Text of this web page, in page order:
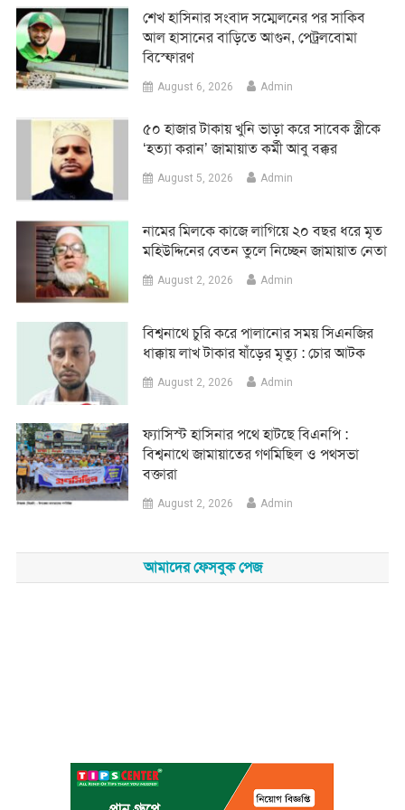
শেখ হাসিনার সংবাদ সম্মেলনের পর সাকিব
আল হাসানের বাড়িতে আগুন, পেট্রলবোমা
বিস্ফোরণ
August 6, 2026 Admin
৫০ হাজার টাকায় খুনি ভাড়া করে সাবেক স্ত্রীকে
‘হত্যা করান’ জামায়াত কর্মী আবু বক্কর
August 5, 2026 Admin
নামের মিলকে কাজে লাগিয়ে ২০ বছর ধরে মৃত
মহিউদ্দিনের বেতন তুলে নিচ্ছেন জামায়াত নেতা
August 2, 2026 Admin
‎বিশ্বনাথে চুরি করে পালানোর সময় সিএনজির
ধাক্কায় লাখ টাকার ষাঁড়ের মৃত্যু : চোর আটক
August 2, 2026 Admin
‎ফ্যাসিস্ট হাসিনার পথে হাটছে বিএনপি :
বিশ্বনাথে জামায়াতের গণমিছিল ও পথসভা
বক্তারা
August 2, 2026 Admin
আমাদের ফেসবুক পেজ